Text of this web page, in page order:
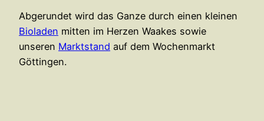
Abgerundet wird das Ganze durch einen kleinen
Bioladen mitten im Herzen Waakes sowie
unseren Marktstand auf dem Wochenmarkt
Göttingen.